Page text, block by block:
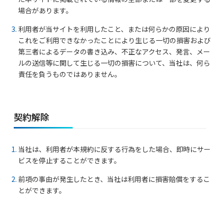
場合があります。
利用者が当サイトを利用したこと、または何らかの原因により
これをご利用できなかったことにより生じる一切の損害および
第三者によるデータの書き込み、不正なアクセス、発言、メー
ルの送信等に関して生じる一切の損害について、当社は、何ら
責任を負うものではありません。
契約解除
当社は、利用者が本規約に反する行為をした場合、即時にサー
ビスを停止することができます。
前項の事由が発生したとき、当社は利用者に損害賠償をするこ
とができます。